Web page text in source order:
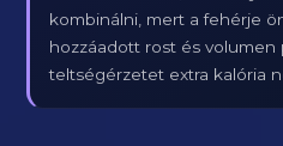
kombinálni, mert a fehérje
hozzáadott rost és volumen
teltségérzetet extra kalória